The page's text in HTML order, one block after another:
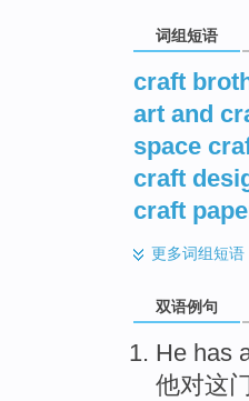
词组短语
craft
art and
space
craft
craft
更多词组短语
双语例句
He has
他对这